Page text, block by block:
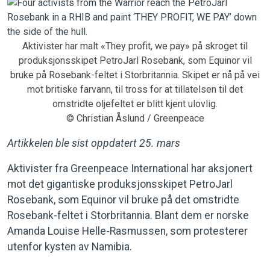
Aktivister har malt «They profit, we pay» på skroget til
produksjonsskipet PetroJarl Rosebank, som Equinor vil
bruke på Rosebank-feltet i Storbritannia. Skipet er nå på vei
mot britiske farvann, til tross for at tillatelsen til det
omstridte oljefeltet er blitt kjent ulovlig.
© Christian Åslund / Greenpeace
Artikkelen ble sist oppdatert 25. mars
Aktivister fra Greenpeace International har aksjonert
mot det gigantiske produksjonsskipet PetroJarl
Rosebank, som Equinor vil bruke på det omstridte
Rosebank-feltet i Storbritannia. Blant dem er norske
Amanda Louise Helle-Rasmussen, som protesterer
utenfor kysten av Namibia.